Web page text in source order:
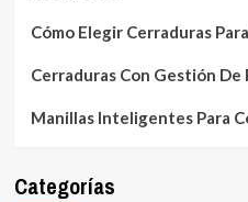
Cómo Elegir Cerraduras
Cerraduras Con Gestión De
Manillas Inteligentes Para
Categorías